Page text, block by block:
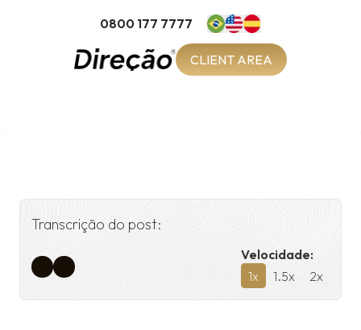
0800 177 7777
CLIENT AREA
Transcrição do post:
Velocidade:
1x 1.5x 2x